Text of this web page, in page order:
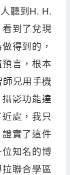
聽到H. H.
到了兌現
得到的，
言，根本
兄用手機
影功能達
處，我只
實了這件
知名的博
聯合學區